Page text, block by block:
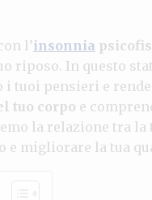
l’insonnia
riposo. In questo
i tuoi pensieri e
tuo corpo e
la relazione tra la
migliorare la tua